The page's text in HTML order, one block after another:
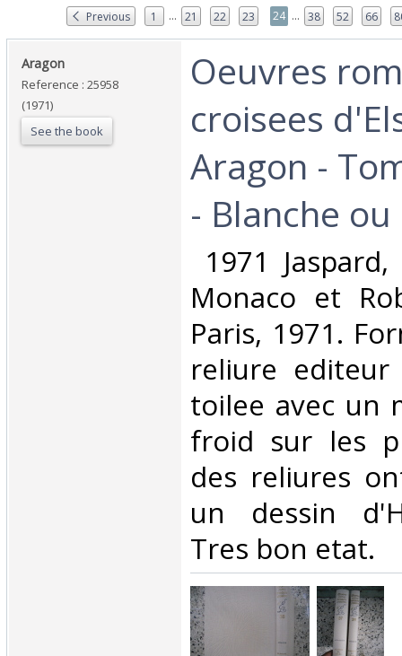
Previous 1 ... 21 22 23 24 ... 38 52 66
‎Aragon‎
Reference : 25958
(1971)
See the book
‎Oeuvres
croisees
Aragon -
- Blanche
1971
Monaco et
Paris, 1971.
reliure
toilee avec un
froid sur les
des reliures
un dessin
Tres bon etat.‎